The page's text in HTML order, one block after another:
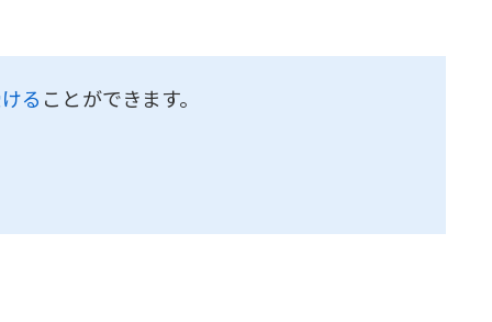
る ことができます。